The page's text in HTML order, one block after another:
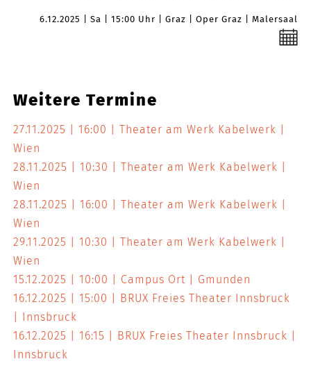
6.12.2025 Sa 15:00 Uhr Graz Oper Graz | Malersaal
Weitere Termine
27.11.2025 16:00
Theater am Werk Kabelwerk
Wien
28.11.2025
10:30
Theater am Werk Kabelwerk
Wien
28.11.2025
16:00
Theater am Werk Kabelwerk
Wien
29.11.2025
10:30
Theater am Werk Kabelwerk
Wien
15.12.2025
10:00 Campus Ort
Gmunden
16.12.2025
15:00
BRUX Freies Theater Innsbruck
Innsbruck
16.12.2025
16:15
BRUX Freies Theater Innsbruck
Innsbruck